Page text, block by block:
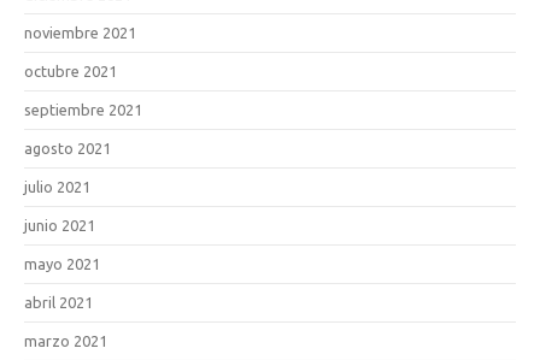
noviembre 2021
octubre 2021
septiembre 2021
agosto 2021
julio 2021
junio 2021
mayo 2021
abril 2021
marzo 2021